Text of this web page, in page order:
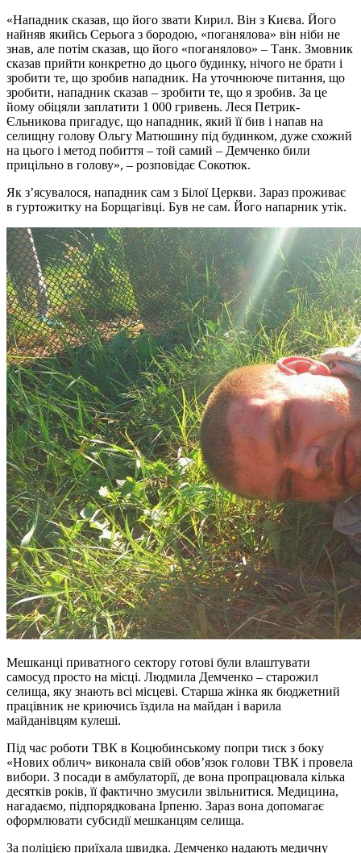
«Нападник сказав, що його звати Кирил. Він з Києва. Його
найняв якийсь Серьога з бородою, «поганялова» він ніби не
знав, але потім сказав, що його «поганялово» – Танк. Змовник
сказав прийти конкретно до цього будинку, нічого не брати і
зробити те, що зробив нападник. На уточнююче питання, що
зробити, нападник сказав – зробити те, що я зробив. За це
йому обіцяли заплатити 1 000 гривень. Леся Петрик-
Єльникова пригадує, що нападник, який її бив і напав на
селищну голову Ольгу Матюшину під будинком, дуже схожий
на цього і метод побиття – той самий – Демченко били
прицільно в голову», – розповідає Сокотюк.
Як з’ясувалося, нападник сам з Білої Церкви. Зараз проживає
в гуртожитку на Борщагівці. Був не сам. Його напарник утік.
Мешканці приватного сектору готові були влаштувати
самосуд просто на місці. Людмила Демченко – старожил
селища, яку знають всі місцеві. Старша жінка як бюджетний
працівник не криючись їздила на майдан і варила
майданівцям кулеші.
Під час роботи ТВК в Коцюбинському попри тиск з боку
«Нових облич» виконала свій обов’язок голови ТВК і провела
вибори. З посади в амбулаторії, де вона пропрацювала кілька
десятків років, її фактично змусили звільнитися. Медицина,
нагадаємо, підпорядкована Ірпеню. Зараз вона допомагає
оформлювати субсидії мешканцям селища.
За поліцією приїхала швидка. Демченко надають медичну